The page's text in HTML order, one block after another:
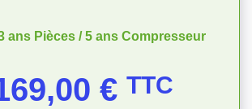
ans Pièces / 5 ans Compresseur
€ TTC